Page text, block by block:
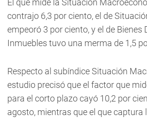
El que mide la Situación
contrajo 6,3 por ciento, el de
empeoró 3 por ciento, y el de Bienes
Inmuebles tuvo una merma de 1,5
Respecto al subíndice Situación
estudio precisó que el factor que
para el corto plazo cayó 10,2 por
agosto, mientras que el que captura